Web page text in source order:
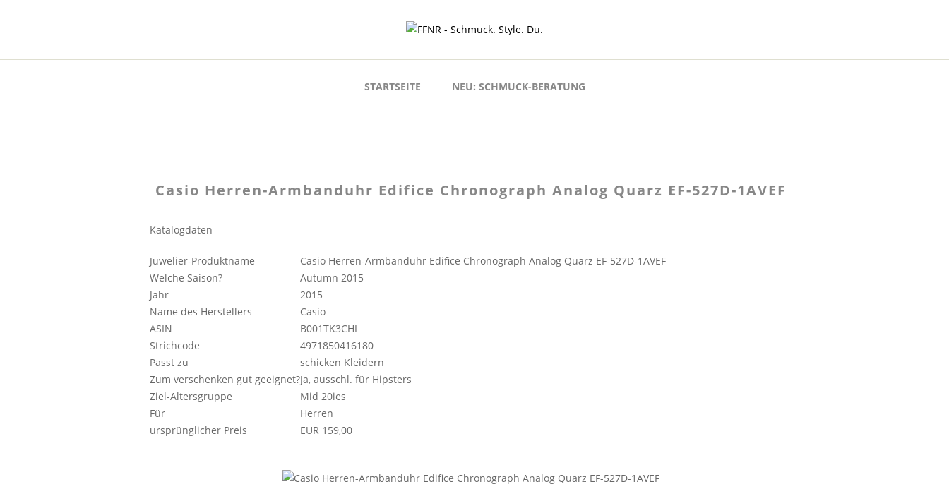
STARTSEITE NEU: SCHMUCK-BERATUNG
Casio Herren-Armbanduhr Edifice Chronograph Analog Quarz EF-527D-1AVEF
Katalogdaten
Juwelier-Produktname
Casio Herren-Armbanduhr Edifice Chronograph Analog Quarz EF-527D-1AVEF
Welche Saison?
Autumn 2015
Jahr
2015
Name des Herstellers
Casio
ASIN
B001TK3CHI
Strichcode
4971850416180
Passt zu
schicken Kleidern
Zum verschenken gut geeignet?Ja, ausschl. für Hipsters
Ziel-Altersgruppe
Mid 20ies
Für
Herren
ursprünglicher Preis
EUR 159,00